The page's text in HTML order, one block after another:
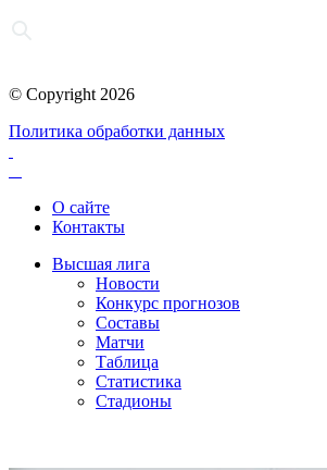
© Copyright 2026
Политика обработки данных
О сайте
Контакты
Высшая лига
Новости
Конкурс прогнозов
Составы
Матчи
Таблица
Статистика
Стадионы